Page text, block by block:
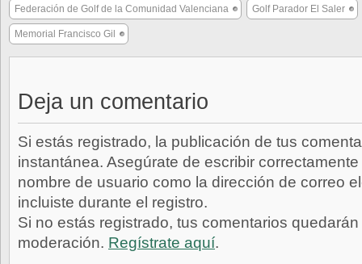
Federación de Golf de la Comunidad Valenciana Golf Parador El Saler
Memorial Francisco Gil
Deja un comentario
Si estás registrado, la publicación de tus
instantánea. Asegúrate de escribir
nombre de usuario como la dirección de correo
incluiste durante el registro.
Si no estás registrado, tus comentarios
moderación. Regístrate aquí.